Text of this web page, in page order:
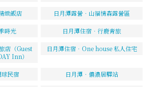
緻飯店 日月潭露營‧山福情森露營區
時光 日月潭住宿‧行鹿青旅
店（Guest
Inn）
日月潭住宿．One house 私人住宅
球民宿 日月潭‧儂濃居驛站